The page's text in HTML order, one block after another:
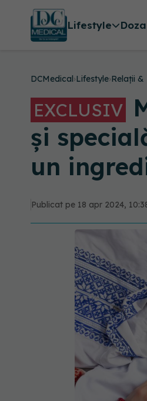
Lifestyle
DCMedical›Lifestyle›Relații &
EXCLUSIV
și
un
Publicat pe 18 apr 2024,